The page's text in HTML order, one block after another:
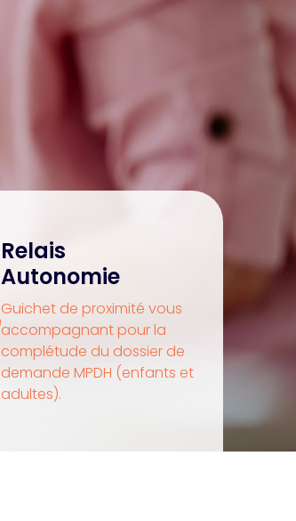
Relais
Autonomie
Guichet de proximité vous
accompagnant pour la
complétude du dossier de
demande MPDH (enfants et
adultes).